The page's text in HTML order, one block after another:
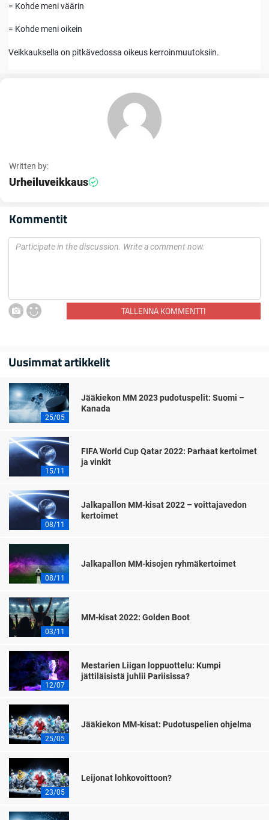
= Kohde meni väärin
= Kohde meni oikein
Veikkauksella on pitkävedossa oikeus kerroinmuutoksiin.
Written by:
Urheiluveikkaus
Kommentit
TALLENNA KOMMENTTI
Uusimmat artikkelit
25/05
Jääkiekon MM 2023 pudotuspelit: Suomi –
Kanada
15/11
FIFA World Cup Qatar 2022: Parhaat kertoimet
ja vinkit
08/11
Jalkapallon MM-kisat 2022 – voittajavedon
kertoimet
08/11
Jalkapallon MM-kisojen ryhmäkertoimet
03/11
MM-kisat 2022: Golden Boot
12/07
Mestarien Liigan loppuottelu: Kumpi
jättiläisistä juhlii Pariisissa?
25/05
Jääkiekon MM-kisat: Pudotuspelien ohjelma
23/05
Leijonat lohkovoittoon?